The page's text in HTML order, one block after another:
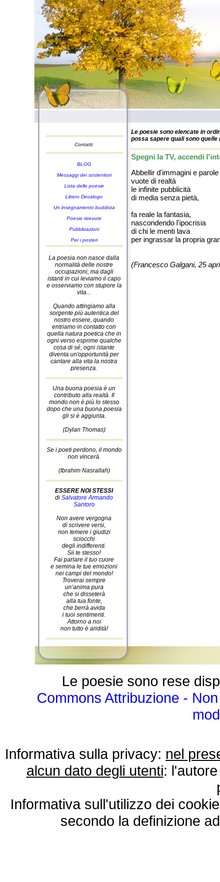
Contatti:
BLOG
Messaggi dei sostenitori
Lista delle poesie
Libero Decalogo
Un insegnamento buddista
Poesie ricevute
Pubblicazioni
Per i posteri
La poesia non nasce dalla
normalità delle nostre
occupazioni, ma dagli
istanti in cui leviamo il capo
e osserviamo con stupore la
vita...
Quando attingiamo alla
sorgente più autentica del
nostro essere, quando
entriamo in contatto con
quella natura poetica che in
ogni verso esprime qualche
cosa di sé, ogni istante
diventa un'opportunità per
cantare alla vita la nostra
presenza.
Una buona poesia è un
contributo alla realtà. Il
mondo non è più lo stesso
dopo che una buona poesia
gli si è aggiunta.
(Dylan Thomas)
Se i poeti perdono, il mondo
non vincerà.
(Ibrahim Nasrallah)
ESSERE NOI STESSI
di Salvatore Armando
Santoro
Non avere vergogna
di scrivere versi,
non temere i giudizi
sciocchi
degli indifferenti.
Sii te stesso!
Fai parlare il tuo cuore
e semina le tue emozioni
nei campi del mondo!
Troverai sempre
un’anima pura
che si disseterà
alla tua fonte,
che berrà avida
i tuoi sentimenti.
Attorno a noi
non tutto è aridità!
Le poesie sono elencate in
possa sapere quali sono
Spegni la TV, accendi
Abbellir d'immagini e parole
vuote di realtà
le infinite pubblicità
di media senza pietà,
fa reale la fantasia,
nascondendo l'ipocrisia
di chi le menti lava
per ingrassar la propria
(Francesco Galgani, 25
Le poesie sono rese
Commons Attribuzione -
Informativa sulla privacy: nel
alcun dato degli utenti:
Informativa sull'utilizzo dei
secondo la definizione